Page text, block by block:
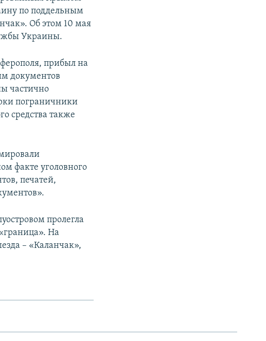
по поддельным
Об этом 10 мая
Украины.
прибыл на
документов
частично
пограничники
средства также
факте уголовного
печатей,
пролегла
На
– «Каланчак»,